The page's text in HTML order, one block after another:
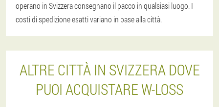
operano in Svizzera consegnano il pacco in qualsiasi luogo. I
costi di spedizione esatti variano in base alla città.
ALTRE CITTÀ IN SVIZZERA DOVE
PUOI ACQUISTARE W-LOSS